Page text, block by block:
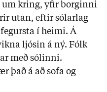
um kring, yfir borginni
utan, eftir sólarlag
fegursta í heimi. Á
ljósin á ný. Fólk
með sólinni.
það á að sofa og